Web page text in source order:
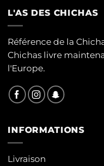
L'AS DES CHICHAS
Référence de la
Chichas livre
l'Europe.
INFORMATIONS
Livraison